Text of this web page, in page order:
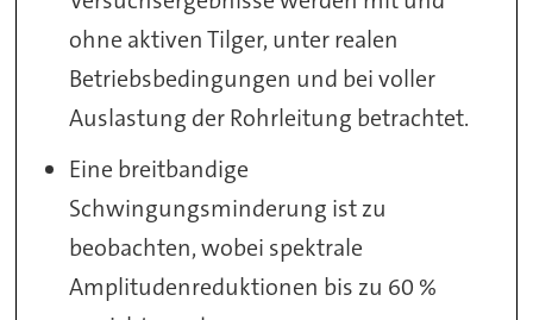
ohne aktiven Tilger, unter realen
Betriebsbedingungen und bei voller
Auslastung der Rohrleitung betrachtet.
Eine breitbandige
Schwingungsminderung ist zu
beobachten, wobei spektrale
Amplitudenreduktionen bis zu 60 %